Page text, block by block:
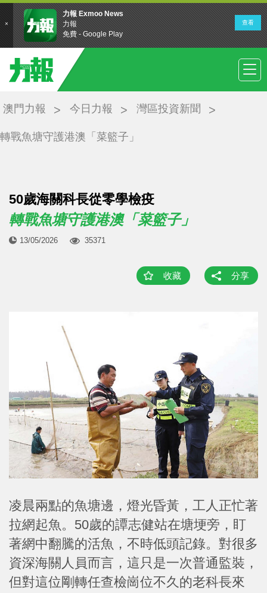
澳門力報 今日力報 灣區投資新聞
轉戰魚塘守護港澳「菜籃子」
50歲海關科長從零學檢疫
轉戰魚塘守護港澳「菜籃子」
13/05/2026 35371
收藏 分享
凌晨兩點的魚塘邊，燈光昏黃，工人正忙著
拉網起魚。50歲的譚志健站在塘埂旁，盯
著網中翻騰的活魚，不時低頭記錄。對很多
資深海關人員而言，這只是一次普通監裝，
但對這位剛轉任查檢崗位不久的老科長來